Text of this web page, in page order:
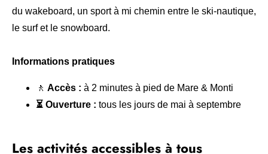
du wakeboard, un sport à mi chemin entre le ski-nautique,
le surf et le snowboard.
Informations pratiques
🚶 Accès : à 2 minutes à pied de Mare & Monti
⏳ Ouverture : tous les jours de mai à septembre
Les activités accessibles à tous